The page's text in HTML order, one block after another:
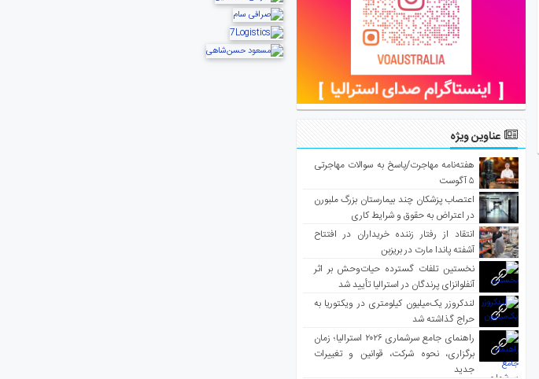
عناوین ویژه
هفته‌نامه مهاجرت/پاسخ به سوالات مهاجرتی
۵ آگوست
اعتصاب پزشکان چند بیمارستان بزرگ ملبورن
در اعتراض به حقوق و شرایط کاری
انتقاد از رفتار زننده خریداران در افتتاح
آشفته پاندا مارت در بریزبن
نخستین تلفات گسترده حیات‌وحش بر اثر
آنفلوانزای پرندگان در استرالیا تأیید شد
لندکروزر یک‌میلیون کیلومتری در ویکتوریا به
حراج گذاشته شد
راهنمای جامع سرشماری ۲۰۲۶ استرالیا؛ زمان
برگزاری، نحوه شرکت، قوانین و تغییرات
جدید